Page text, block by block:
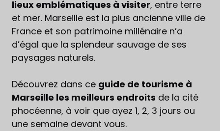
lieux emblématiques à visiter, entre terre
et mer. Marseille est la plus ancienne ville de
France et son patrimoine millénaire n’a
d’égal que la splendeur sauvage de ses
paysages naturels.
Découvrez dans ce guide de tourisme à
Marseille les meilleurs endroits de la cité
phocéenne, à voir que ayez 1, 2, 3 jours ou
une semaine devant vous.